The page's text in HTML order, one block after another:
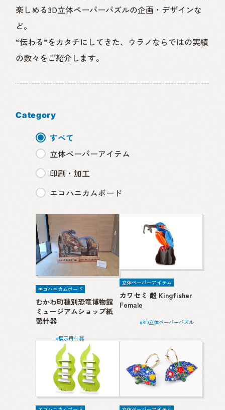
楽しめる3D立体ペーパーパズルの企画・デザインな
ど。
“伝わる”をカタチにしてきた、ウラノならではの実績
の数々をご紹介します。
Category
すべて
立体ペーパーアイテム
印刷・加工
エコハニカムボード
エコハニカムボード
むかわ町穂別恐竜博物館
ミュージアムショップ紙
製什器
展示用什器
立体ペーパーアイテム
カワセミ 雌 Kingfisher
Female
3D立体ペーパーパズル